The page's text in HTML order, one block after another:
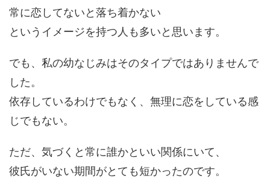
常に恋してないと落ち着かない
というイメージを持つ人も多いと思います。
でも、私の幼なじみはそのタイプではありませんで
した。
依存しているわけでもなく、無理に恋をしている感
じでもない。
ただ、気づくと常に誰かといい関係にいて、
彼氏がいない期間がとても短かったのです。